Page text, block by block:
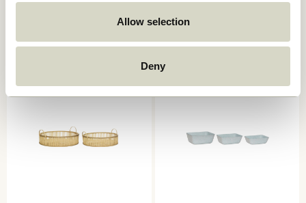
Allow selection
Deny
Tilføj til kurv Tilføj til kurv